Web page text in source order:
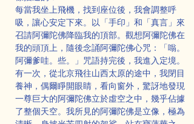
每當我坐上飛機，找到座位後，我會調整呼
吸，讓心安定下來。以「手印」和「真言」來
召請阿彌陀佛降臨我的頂部。觀想阿彌陀佛在
我的頭頂上，隨後念誦阿彌陀佛心咒：「嗡。
阿彌爹哇。些。」咒語持完後，我進入定境。
有一次，從北京飛往山西太原的途中，我閉目
養神，偶爾睜開眼睛，看向窗外，驚訝地發現
一尊巨大的阿彌陀佛立於虛空之中，幾乎佔據
了整個天空。我所見的阿彌陀佛是立像，極為